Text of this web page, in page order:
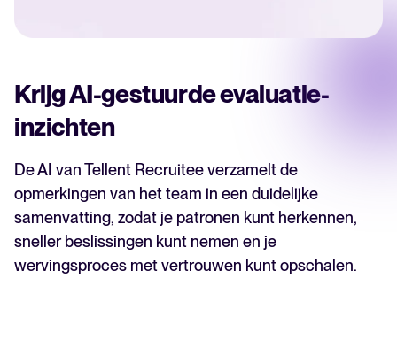
Krijg AI-gestuurde evaluatie-
inzichten
De AI van Tellent Recruitee verzamelt de
opmerkingen van het team in een duidelijke
samenvatting, zodat je patronen kunt herkennen,
sneller beslissingen kunt nemen en je
wervingsproces met vertrouwen kunt opschalen.